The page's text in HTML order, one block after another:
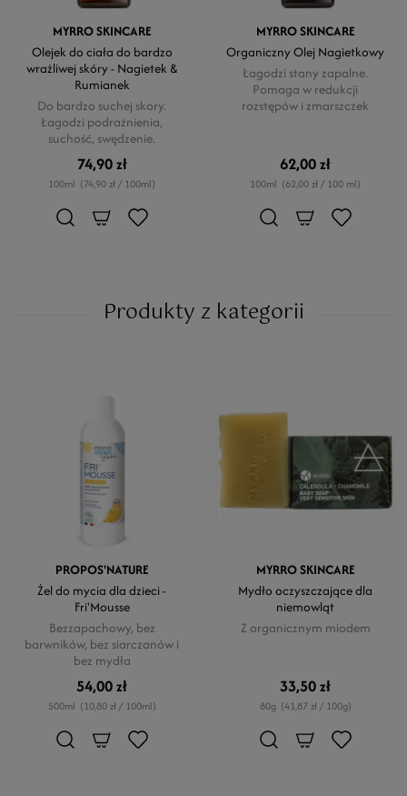
MYRRO SKINCARE
Olejek do ciała do bardzo
wrażliwej skóry - Nagietek &
Rumianek
Do bardzo suchej skory.
Łagodzi podrażnienia,
suchość, swędzenie.
74,90 zł
100ml (74,90 zł / 100ml)
MYRRO SKINCARE
Organiczny Olej Nagietkowy
Łagodzi stany zapalne.
Pomaga w redukcji
rozstępów i zmarszczek
62,00 zł
100ml (62,00 zł / 100 ml)
Produkty z kategorii
PROPOS'NATURE
Żel do mycia dla dzieci -
Fri'Mousse
Bezzapachowy, bez
barwników, bez siarczanów i
bez mydła
54,00 zł
500ml (10,80 zł / 100ml)
MYRRO SKINCARE
Mydło oczyszczające dla
niemowląt
Z organicznym miodem
33,50 zł
80g (41,87 zł / 100g)